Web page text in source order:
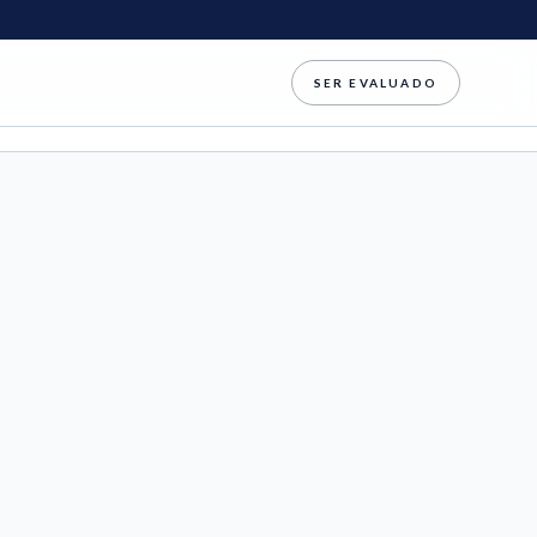
SER EVALUADO